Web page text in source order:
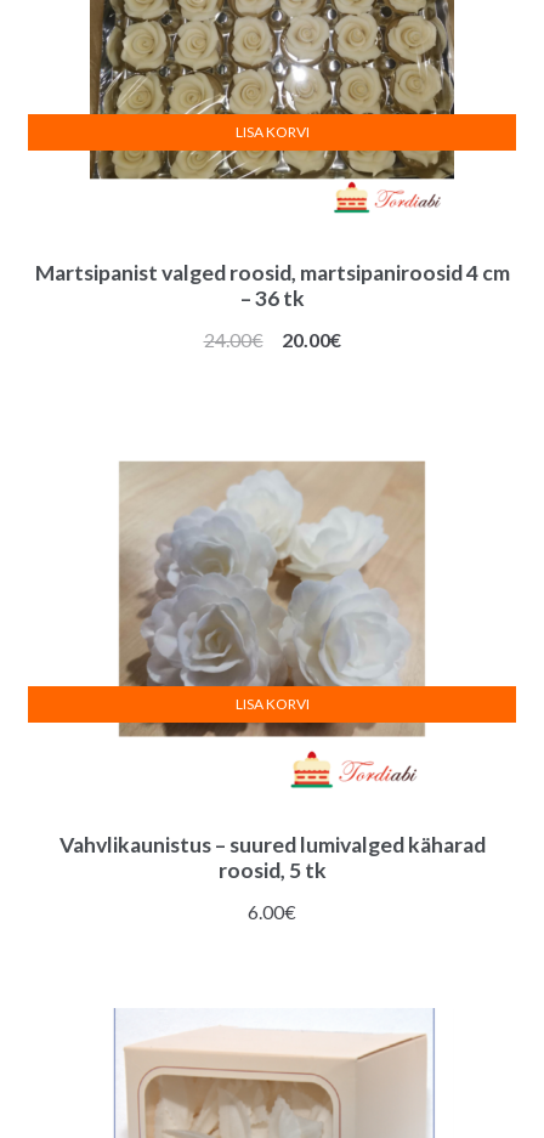
Martsipanist valged roosid, martsipaniroosid 4 cm
– 36 tk
24.00€
Algne
20.00€Praegune
LISA KORVI
Vahvlikaunistus – suured lumivalged käharad
roosid, 5 tk
6.00€
LISA KORVI